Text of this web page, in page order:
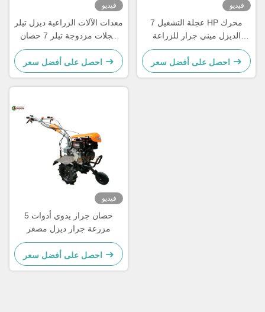
فيديو
معدات الآلات الزراعية ديزل تيلر
عجلات مزدوجة تيلر 7 حصان
جرار يدوي
احصل على أفضل سعر
فيديو
عجلة التشغيل 7 HP محرك
الديزل ميني جرار للزراعة
الصغيرة
احصل على أفضل سعر
فيديو
5 حصان جرار يدوي أدوات
مزرعة جرار ديزل مصغر
احصل على أفضل سعر